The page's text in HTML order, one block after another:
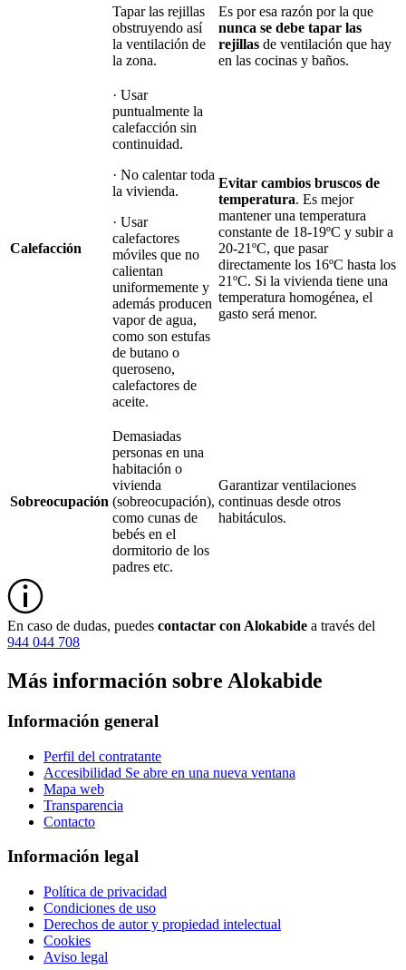
Tapar las rejillas
obstruyendo así
la ventilación de
la zona.
Es por esa razón por la que
nunca se debe tapar las
rejillas de ventilación que hay
en las cocinas y baños.
Calefacción
· Usar
puntualmente la
calefacción sin
continuidad.
· No calentar toda
la vivienda.
· Usar
calefactores
móviles que no
calientan
uniformemente y
además producen
vapor de agua,
como son estufas
de butano o
queroseno,
calefactores de
aceite.
Evitar cambios bruscos de
temperatura. Es mejor
mantener una temperatura
constante de 18-19ºC y subir a
20-21ºC, que pasar
directamente los 16ºC hasta los
21ºC. Si la vivienda tiene una
temperatura homogénea, el
gasto será menor.
Sobreocupación
Demasiadas
personas en una
habitación o
vivienda
(sobreocupación),
como cunas de
bebés en el
dormitorio de los
padres etc.
Garantizar ventilaciones
continuas desde otros
habitáculos.
En caso de dudas, puedes contactar con Alokabide a través del
944 044 708
Más información sobre Alokabide
Información general
Perfil del contratante
Accesibilidad Se abre en una nueva ventana
Mapa web
Transparencia
Contacto
Información legal
Política de privacidad
Condiciones de uso
Derechos de autor y propiedad intelectual
Cookies
Aviso legal